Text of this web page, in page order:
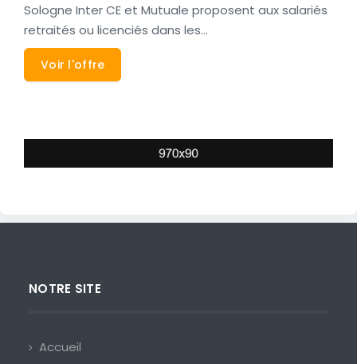
Sologne Inter CE et Mutuale proposent aux salariés
retraités ou licenciés dans les…
Voir l'offre
NOTRE SITE
Accueil